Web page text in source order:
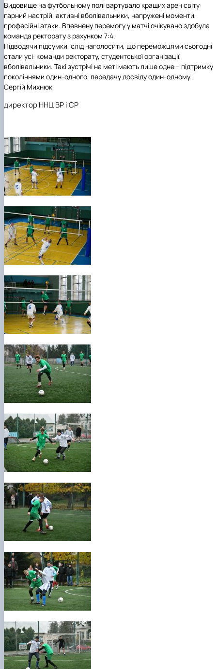
Видовище на футбольному полі вартувало кращих арен світу:
гарний настрій, активні вболівальники, напружені моменти,
професійні атаки. Впевнену перемогу у матчі очікувано здобула
команда ректорату з рахунком 7:4.
Підводячи підсумки, слід наголосити, що переможцями сьогодні
стали усі: команди ректорату, студентської організації,
вболівальники. Такі зустрічі на меті мають лише одне – підтримку
поколіннями один-одного, передачу досвіду один-одному.
Сергій Михнюк,
директор ННЦ ВР і СР